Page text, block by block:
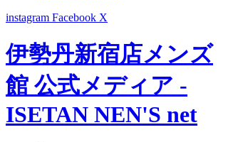
instagram Facebook X
伊勢丹新宿店メンズ
館 公式メディア -
ISETAN NEN'S net